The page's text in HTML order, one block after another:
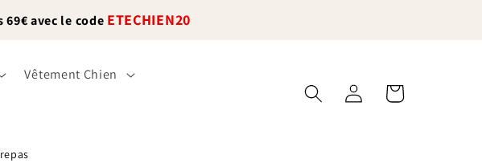
avec le code ETECHIEN20
Vêtement Chien
Connexion Panier